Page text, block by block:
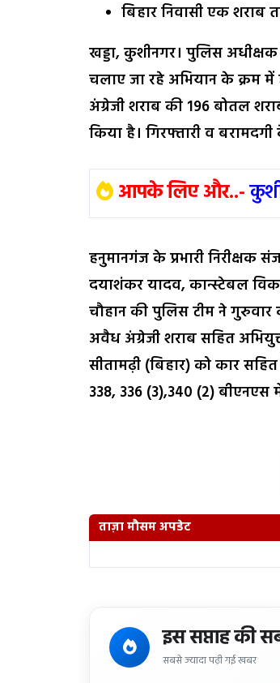
बिहार निवासी एक शराब
खड्डा, कुशीनगर। पुलिस
चलाए जा रहे अभियान के क्रम
अंग्रेजी शराब की 196 बोतल
किया है। गिरफ्तारी व
आपके लिए और..-
हनुमानगंज के प्रभारी निरीक्षक
दयाशंकर यादव, कान्स्टेबल
चौहान की पुलिस टीम ने
अवैध अंग्रेजी शराब सहित
सीतामढ़ी (बिहार) को कार
338, 336 (3),340 (2)
ताज़ा मौसम अपडेट
इस सप्ताह की
सबसे ज्यादा पढ़ी गई खबर